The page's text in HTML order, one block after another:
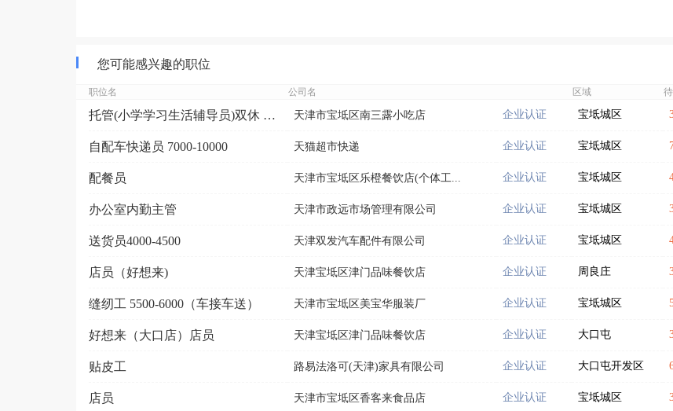
您可能感兴趣的职位
职位名 公司名 区域
托管(小学学习生活辅导员)双休 包吃 天津市宝坻区南三露小吃店 企业认证 宝坻城区
自配车快递员 7000-10000 天猫超市快递 企业认证 宝坻城区
配餐员 天津市宝坻区乐橙餐饮店(个体工... 企业认证 宝坻城区
办公室内勤主管 天津市政远市场管理有限公司 企业认证 宝坻城区
送货员4000-4500 天津双发汽车配件有限公司 企业认证 宝坻城区
店员（好想来) 天津宝坻区津门品味餐饮店 企业认证 周良庄
缝纫工 5500-6000（车接车送） 天津市宝坻区美宝华服装厂 企业认证 宝坻城区
好想来（大口店）店员 天津宝坻区津门品味餐饮店 企业认证 大口屯
贴皮工 路易法洛可(天津)家具有限公司 企业认证 大口屯开发区
店员 天津市宝坻区香客来食品店 企业认证 宝坻城区